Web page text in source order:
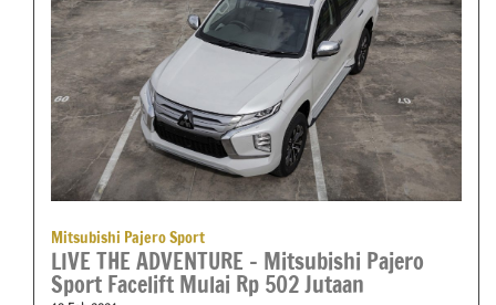
Mitsubishi Pajero Sport
LIVE THE ADVENTURE – Mitsubishi Pajero
Sport Facelift Mulai Rp 502 Jutaan